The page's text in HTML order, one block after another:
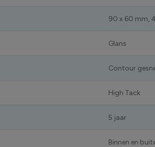
90 x 60 mm,
Glans
Contour
High Tack
5 jaar
Binnen en